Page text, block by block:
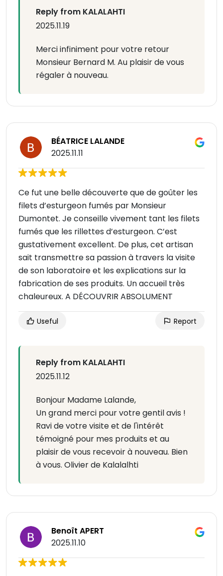
Reply from KALALAHTI
2025.11.19
Merci infiniment pour votre retour
Monsieur Bernard M. Au plaisir de vous
régaler à nouveau.
BÉATRICE LALANDE
2025.11.11
Ce fut une belle découverte que de goûter les
filets d’esturgeon fumés par Monsieur
Dumontet. Je conseille vivement tant les filets
fumés que les rillettes d’esturgeon. C’est
gustativement excellent. De plus, cet artisan
sait transmettre sa passion à travers la visite
de son laboratoire et les explications sur la
fabrication de ses produits. Un accueil très
chaleureux. A DÉCOUVRIR ABSOLUMENT
Useful Report
Reply from KALALAHTI
2025.11.12
Bonjour Madame Lalande,
Un grand merci pour votre gentil avis !
Ravi de votre visite et de l'intérêt
témoigné pour mes produits et au
plaisir de vous recevoir à nouveau. Bien
à vous. Olivier de Kalalalhti
Benoît APERT
2025.11.10